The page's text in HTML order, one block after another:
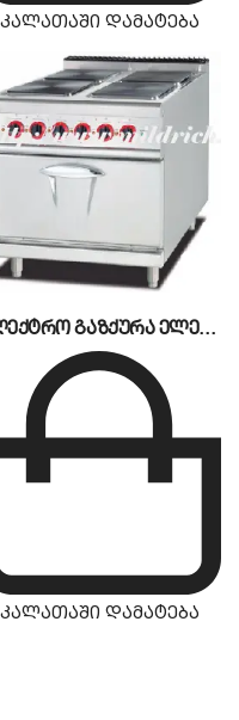
კალათაში დამატება
ელექტრო გაზქურა ელექტრო ღუმელით MA-995E
კალათაში დამატება